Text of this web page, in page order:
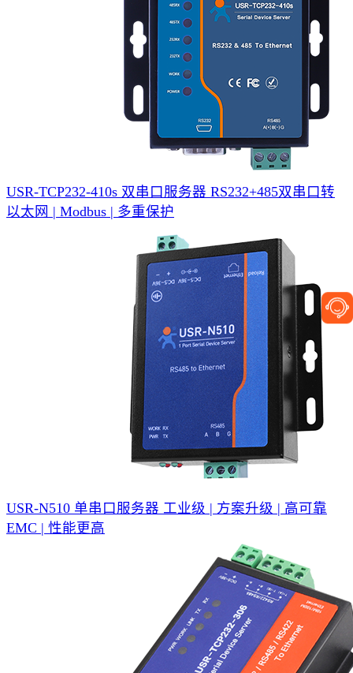
USR-TCP232-410s 双串口服务器 RS232+485双串口转
以太网 | Modbus | 多重保护
USR-N510 单串口服务器 工业级 | 方案升级 | 高可靠
EMC | 性能更高